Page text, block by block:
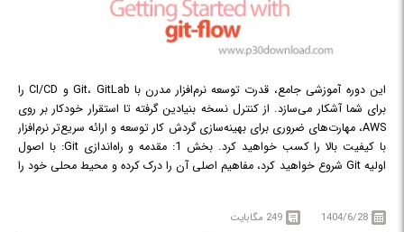
این دوره آموزشی جامع، قدرت توسعه نرم‌افزار مدرن با Git، GitLab و CI/CD را
برای شما آشکار می‌سازد. از کنترل نسخه بنیادین گرفته تا استقرار خودکار بر روی
AWS، مهارت‌های ضروری برای بهینه‌سازی گردش کار توسعه و ارائه سریع‌تر نرم‌افزار
با کیفیت بالا را کسب خواهید کرد. بخش 1: مقدمه و راه‌اندازی Git: با اصول
اولیه Git شروع خواهید کرد، مفاهیم اصلی آن را درک کرده و محیط محلی خود را
1404/6/28 249 مگابایت